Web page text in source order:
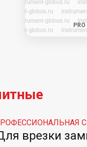
врезки